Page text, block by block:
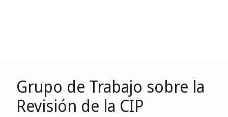
Grupo de Trabajo sobre la
Revisión de la CIP